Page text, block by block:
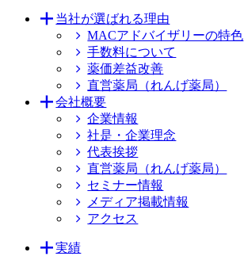
当社が選ばれる理由
MACアドバイザリーの特色
手数料について
薬価差益改善
直営薬局（れんげ薬局）
会社概要
企業情報
社是・企業理念
代表挨拶
直営薬局（れんげ薬局）
セミナー情報
メディア掲載情報
アクセス
実績